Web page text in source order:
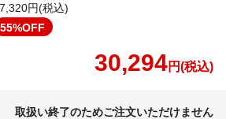
円(税込)
55%OFF
30,294円(税込)
取扱い終了のためご注文いただけません